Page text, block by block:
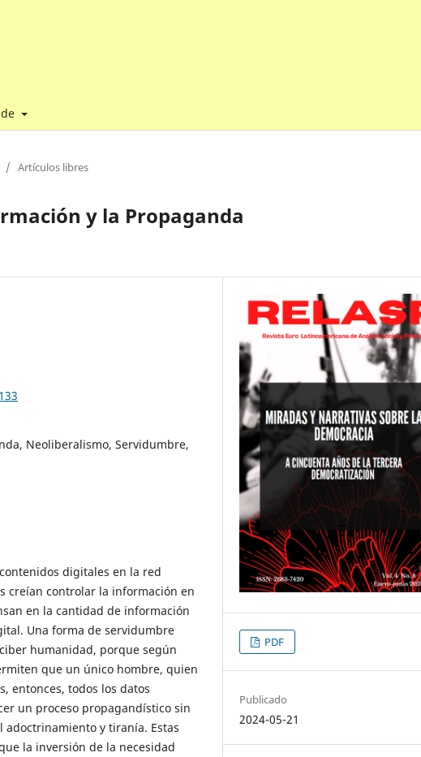
/ Artículos libres
y la Propaganda
Neoliberalismo, Servidumbre,
digitales en la red
creían controlar la información en
en la cantidad de información
Una forma de servidumbre
humanidad, porque según
que un único hombre, quien
entonces, todos los datos
un proceso propagandístico sin
y tiranía. Estas
la inversión de la necesidad
PDF
Publicado
2024-05-21